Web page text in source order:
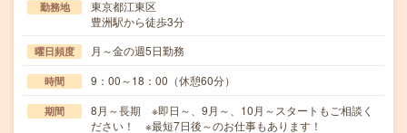
勤務地
東京都江東区
豊洲駅から徒歩3分
曜日頻度 月～金の週5日勤務
時間 9：00～18：00（休憩60分）
期間
8月～長期 ※即日～、9月～、10月～スタートもご相談く
ださい！ ※最短7日後～のお仕事もあります！